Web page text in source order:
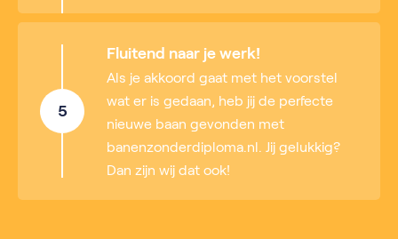
5
Fluitend naar je werk!
Als je akkoord gaat met het voorstel
wat er is gedaan, heb jij de perfecte
nieuwe baan gevonden met
banenzonderdiploma.nl. Jij gelukkig?
Dan zijn wij dat ook!